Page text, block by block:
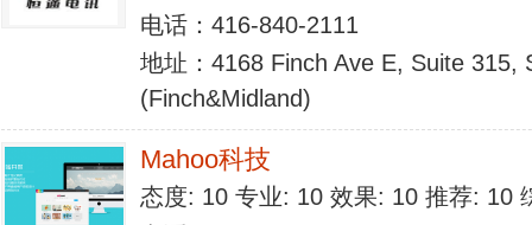
电话：416-840-2111
地址：4168 Finch Ave E, Suite 315,
(Finch&Midland)
Mahoo科技
态度: 10 专业: 10 效果: 10 推荐: 10